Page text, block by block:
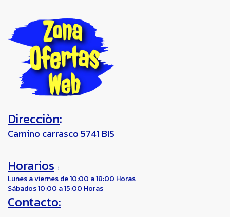
Direcciòn:
Camino carrasco 5741 BIS
Horarios :
Lunes a viernes de 10:00 a 18:00 Horas
Sábados 10:00 a 15:00 Horas
Contacto: